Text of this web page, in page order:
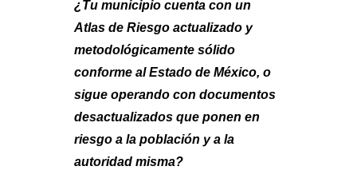
¿Tu municipio cuenta con un
Atlas de Riesgo actualizado y
metodológicamente sólido
conforme al Estado de México, o
sigue operando con documentos
desactualizados que ponen en
riesgo a la población y a la
autoridad misma?